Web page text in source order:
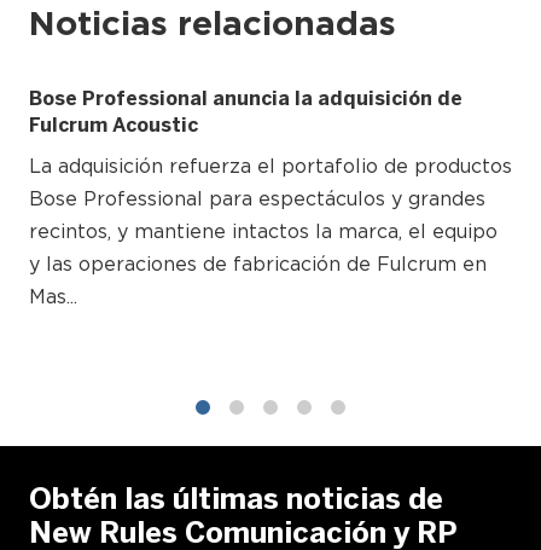
Noticias relacionadas
Bose Professional anuncia la adquisición de
Fulcrum Acoustic
La adquisición refuerza el portafolio de productos
Bose Professional para espectáculos y grandes
recintos, y mantiene intactos la marca, el equipo
y las operaciones de fabricación de Fulcrum en
Mas...
Obtén las últimas noticias de
New Rules Comunicación y RP